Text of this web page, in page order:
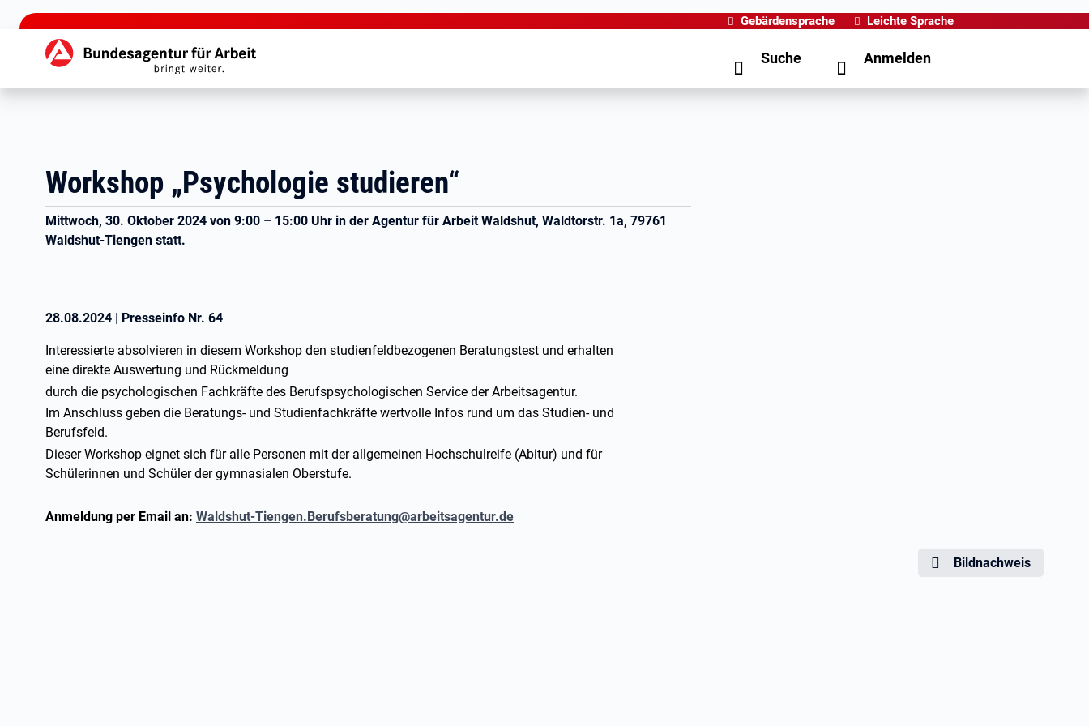
zu den Hauptinhalten springen
Gebärdensprache Leichte Sprache
Hauptnavigation Suche Anmelden
Workshop „Psychologie studieren“
Mittwoch, 30. Oktober 2024 von 9:00 – 15:00 Uhr in der Agentur für Arbeit Waldshut, Waldtorstr. 1a, 79761
Waldshut-Tiengen statt.
28.08.2024 | Presseinfo Nr. 64
Interessierte absolvieren in diesem Workshop den studienfeldbezogenen Beratungstest und erhalten
eine direkte Auswertung und Rückmeldung
durch die psychologischen Fachkräfte des Berufspsychologischen Service der Arbeitsagentur.
Im Anschluss geben die Beratungs- und Studienfachkräfte wertvolle Infos rund um das Studien- und
Berufsfeld.
Dieser Workshop eignet sich für alle Personen mit der allgemeinen Hochschulreife (Abitur) und für
Schülerinnen und Schüler der gymnasialen Oberstufe.
Anmeldung per Email an: Waldshut-Tiengen.Berufsberatung@arbeitsagentur.de
Bildnachweis